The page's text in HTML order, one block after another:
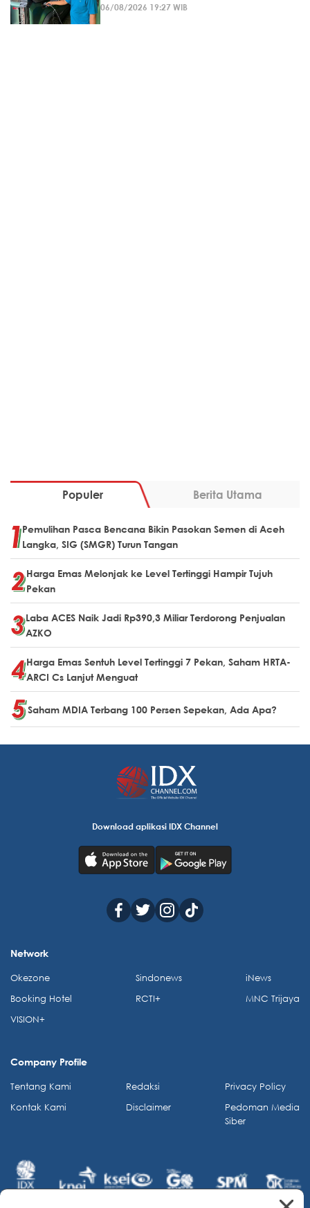
06/08/2026 19:27 WIB
Populer Berita Utama
Pemulihan Pasca Bencana Bikin Pasokan Semen di Aceh
Langka, SIG (SMGR) Turun Tangan
Harga Emas Melonjak ke Level Tertinggi Hampir Tujuh
Pekan
Laba ACES Naik Jadi Rp390,3 Miliar Terdorong Penjualan
AZKO
Harga Emas Sentuh Level Tertinggi 7 Pekan, Saham HRTA-
ARCI Cs Lanjut Menguat
Saham MDIA Terbang 100 Persen Sepekan, Ada Apa?
Download aplikasi IDX Channel
Network
Okezone
Booking Hotel
VISION+
Sindonews
RCTI+
iNews
MNC Trijaya
Company Profile
Tentang Kami
Kontak Kami
Redaksi
Disclaimer
Privacy Policy
Pedoman Media
Siber